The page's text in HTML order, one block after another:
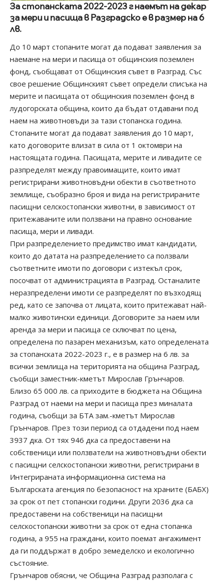
За стопанската 2022-2023 г наемът на декар
за мери и пасища в Разградско е в размер на 6
лв.
До 10 март стопаните могат да подават заявления за
наемане на мери и пасища от общинския поземлен
фонд, съобщават от Общинския съвет в Разград. Със
свое решение Общинският съвет определи списъка на
мерите и пасищата от общинския поземлен фонд в
лудогорската община, които да бъдат отдавани под
наем на животновъди за тази стопанска година.
Стопаните могат да подават заявления до 10 март,
като договорите влизат в сила от 1 октомври на
настоящата година. Пасищата, мерите и ливадите се
разпределят между правоимащите, които имат
регистрирани животновъдни обекти в съответното
землище, съобразно броя и вида на регистрираните
пасищни селскостопански животни, в зависимост от
притежаваните или ползвани на правно основание
пасища, мери и ливади.
При разпределението предимство имат кандидати,
които до датата на разпределението са ползвали
съответните имоти по договори с изтекъл срок,
посочват от администрацията в Разград. Останалите
неразпределени имоти се разпределят по възходящ
ред, като се започва от лицата, които притежават най-
малко животински единици. Договорите за наем или
аренда за мери и пасища се сключват по цена,
определена по пазарен механизъм, като определената
за стопанската 2022-2023 г., е в размер на 6 лв. за
всички землища на територията на община Разград,
съобщи заместник-кметът Мирослав Грънчаров.
Близо 65 000 лв. са приходите в бюджета на Община
Разград от наеми на мери и пасища през миналата
година, съобщи за БТА зам.-кметът Мирослав
Грънчаров. През този период са отдадени под наем
3937 дка. От тях 946 дка са предоставени на
собственици или ползватели на животновъдни обекти
с пасищни селскостопански животни, регистрирани в
Интегрираната информационна система на
Българската агенция по безопасност на храните (БАБХ)
за срок от пет стопански години. Други 2036 дка са
предоставени на собственици на пасищни
селскостопански животни за срок от една стопанка
година, а 955 на граждани, които поемат ангажимент
да ги поддържат в добро земеделско и екологично
състояние.
Грънчаров обясни, че Община Разград разполага с